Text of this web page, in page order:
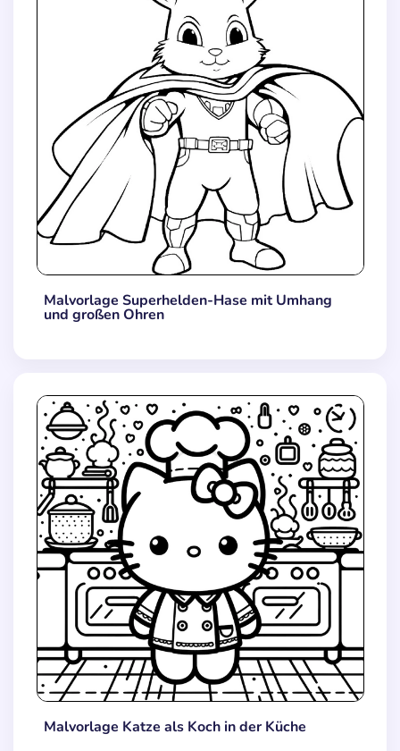
Malvorlage Superhelden-Hase mit Umhang
und großen Ohren
Malvorlage Katze als Koch in der Küche